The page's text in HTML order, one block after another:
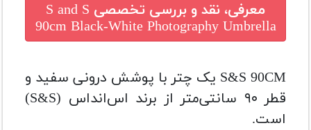
معرفی، نقد و بررسی تخصصی S and S
90cm Black-White Photography Umbrella
S&S 90CM یک چتر با پوشش درونی سفید و
قطر ۹۰ سانتی‌متر از برند اس‌انداس (S&S)
است.